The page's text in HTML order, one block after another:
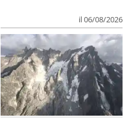
il 06/08/2026